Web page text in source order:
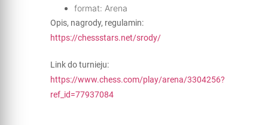
format: Arena
Opis, nagrody, regulamin:
https://chessstars.net/srody/
Link do turnieju:
https://www.chess.com/play/arena/3304256?
ref_id=77937084